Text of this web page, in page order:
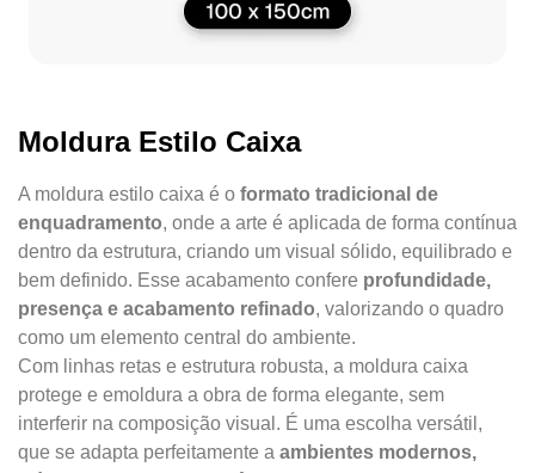
Moldura Estilo Caixa
A moldura estilo caixa é o formato tradicional de
enquadramento, onde a arte é aplicada de forma contínua
dentro da estrutura, criando um visual sólido, equilibrado e
bem definido. Esse acabamento confere profundidade,
presença e acabamento refinado, valorizando o quadro
como um elemento central do ambiente.
Com linhas retas e estrutura robusta, a moldura caixa
protege e emoldura a obra de forma elegante, sem
interferir na composição visual. É uma escolha versátil,
que se adapta perfeitamente a ambientes modernos,